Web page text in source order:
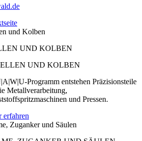
und Kolben
UND KOLBEN
Programm entstehen Präzisionsteile
Metallverarbeitung,
und Pressen.
erfahren
Zuganker und Säulen